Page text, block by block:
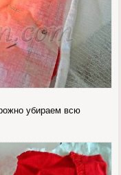
убираем всю